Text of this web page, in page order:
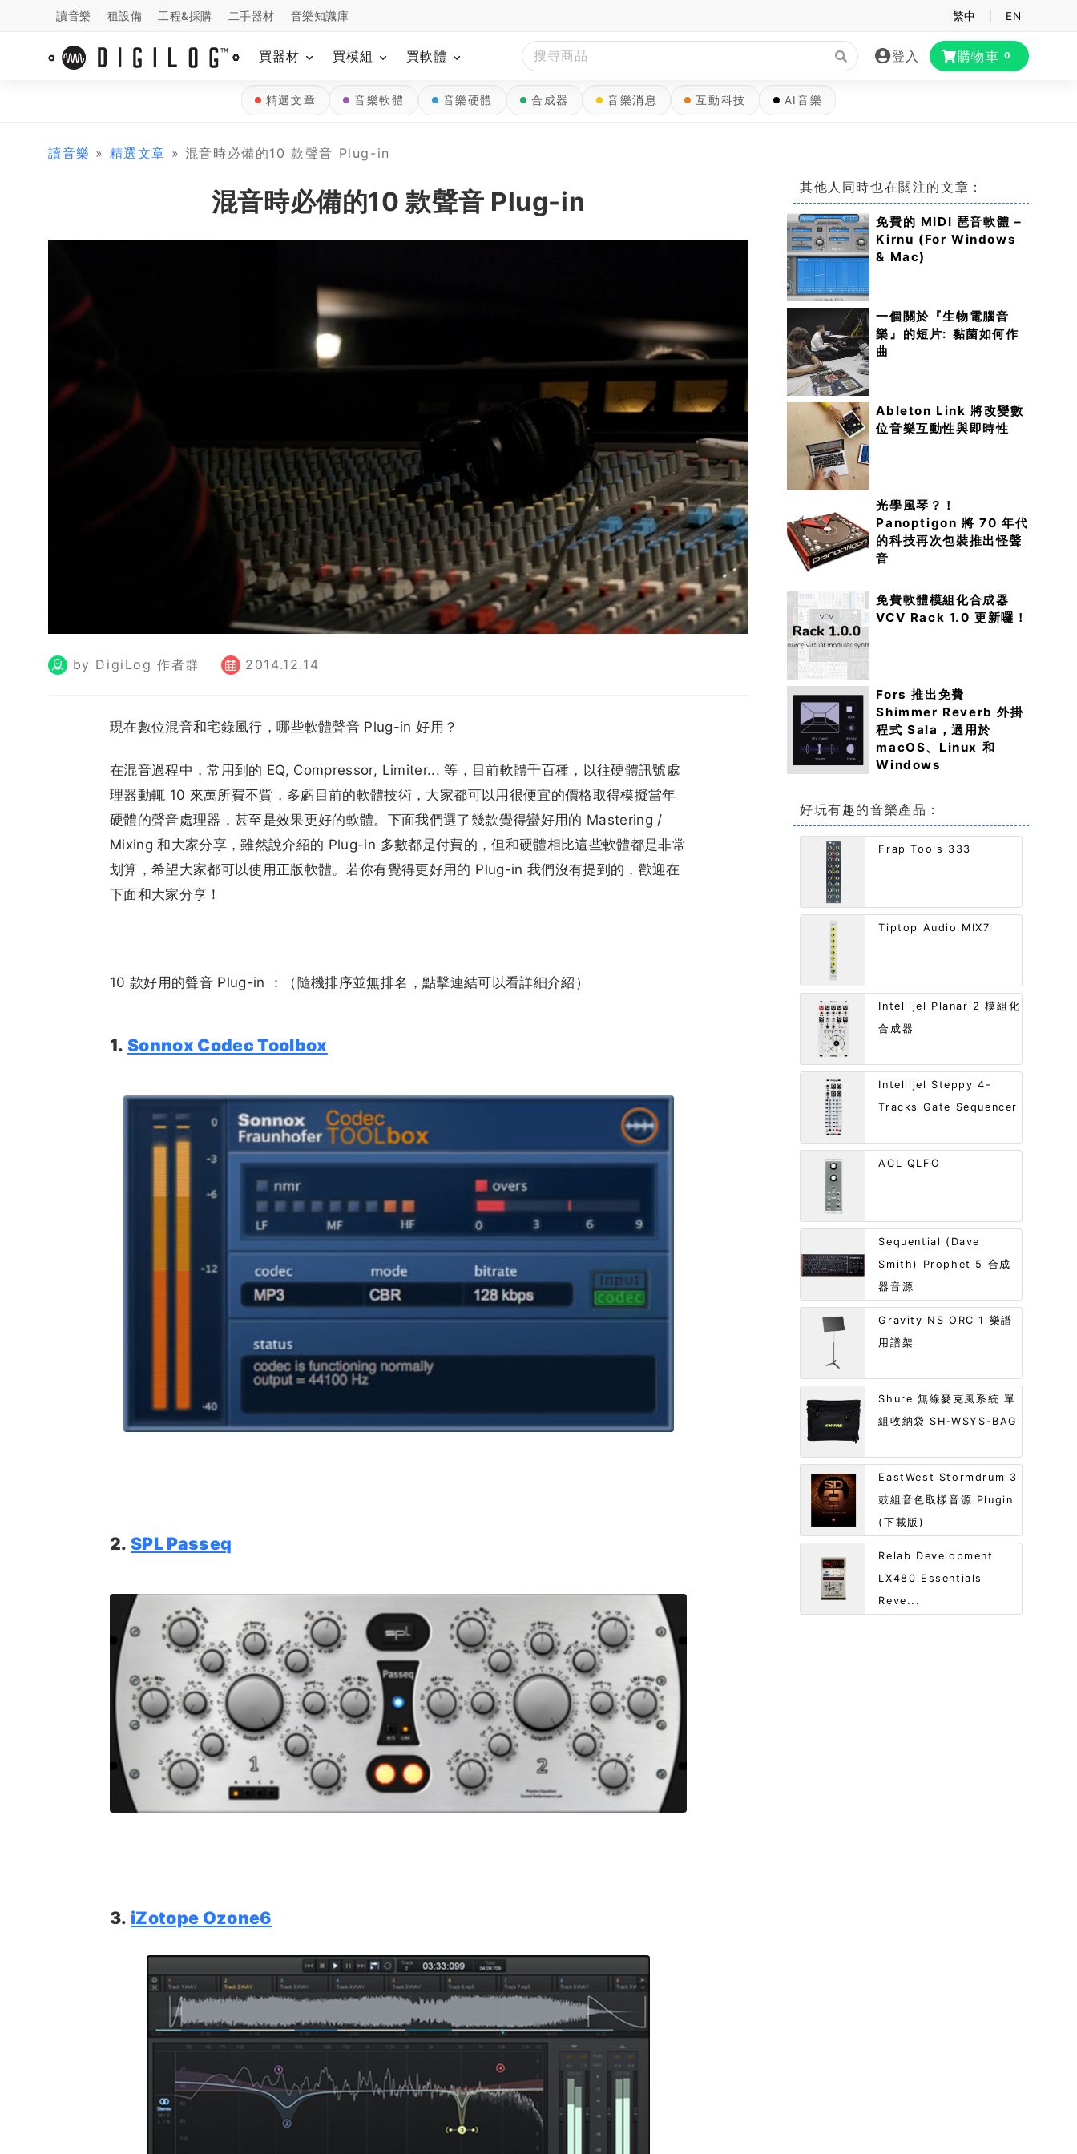
讀音樂 租設備 工程&採購 二手器材 音樂知識庫 繁中 EN
買器材 買模組 買軟體 登入 購物車 0
精選文章 音樂軟體 音樂硬體 合成器 音樂消息 互動科技 AI音樂
讀音樂 » 精選文章 » 混音時必備的10 款聲音 Plug-in
混音時必備的10 款聲音 Plug-in
by DigiLog 作者群 2014.12.14
現在數位混音和宅錄風行，哪些軟體聲音 Plug-in 好用？
在混音過程中，常用到的 EQ, Compressor, Limiter... 等，目前軟體千百種，以往硬體訊號處
理器動輒 10 來萬所費不貲，多虧目前的軟體技術，大家都可以用很便宜的價格取得模擬當年
硬體的聲音處理器，甚至是效果更好的軟體。下面我們選了幾款覺得蠻好用的 Mastering /
Mixing 和大家分享，雖然說介紹的 Plug-in 多數都是付費的，但和硬體相比這些軟體都是非常
划算，希望大家都可以使用正版軟體。若你有覺得更好用的 Plug-in 我們沒有提到的，歡迎在
下面和大家分享！
10 款好用的聲音 Plug-in ：（隨機排序並無排名，點擊連結可以看詳細介紹）
1.Sonnox Codec Toolbox
2.SPL Passeq
3. iZotope Ozone6
其他人同時也在關注的文章：
免費的 MIDI 琶音軟體 –
Kirnu (For Windows
& Mac)
一個關於『生物電腦音
樂』的短片: 黏菌如何作
曲
Ableton Link 將改變數
位音樂互動性與即時性
光學風琴？！
Panoptigon 將 70 年代
的科技再次包裝推出怪聲
音
免費軟體模組化合成器
VCV Rack 1.0 更新囉！
Fors 推出免費
Shimmer Reverb 外掛
程式 Sala，適用於
macOS、Linux 和
Windows
好玩有趣的音樂產品：
Frap Tools 333
Tiptop Audio MIX7
Intellijel Planar 2 模組化
合成器
Intellijel Steppy 4-
Tracks Gate Sequencer
ACL QLFO
Sequential (Dave
Smith) Prophet 5 合成
器音源
Gravity NS ORC 1 樂譜
用譜架
Shure 無線麥克風系統 單
組收納袋 SH-WSYS-BAG
EastWest Stormdrum 3
鼓組音色取樣音源 Plugin
(下載版)
Relab Development
LX480 Essentials
Reve...